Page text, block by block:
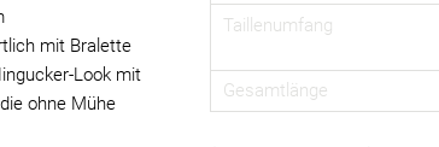
mit Bralette
Look mit
ohne Mühe
Taillenumfang
Gesamtlänge